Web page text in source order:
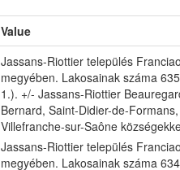
Value
Jassans-Riottier település
megyében. Lakosainak száma
1.). +/- Jassans-Riottier
Bernard, Saint-Didier-de-
Villefranche-sur-Saône
Jassans-Riottier település
megyében. Lakosainak száma